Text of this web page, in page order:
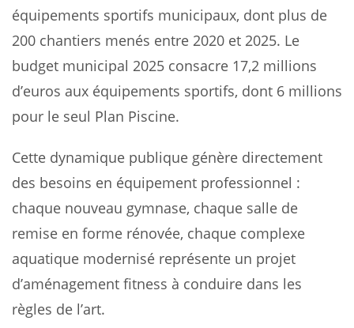
équipements sportifs municipaux, dont plus de
200 chantiers menés entre 2020 et 2025. Le
budget municipal 2025 consacre 17,2 millions
d’euros aux équipements sportifs, dont 6 millions
pour le seul Plan Piscine.
Cette dynamique publique génère directement
des besoins en équipement professionnel :
chaque nouveau gymnase, chaque salle de
remise en forme rénovée, chaque complexe
aquatique modernisé représente un projet
d’aménagement fitness à conduire dans les
règles de l’art.